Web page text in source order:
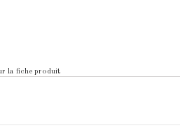
la fiche produit